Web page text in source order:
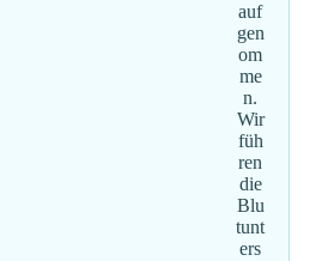
auf
gen
om
me
n.
Wir
füh
ren
die
Blu
tunt
ers